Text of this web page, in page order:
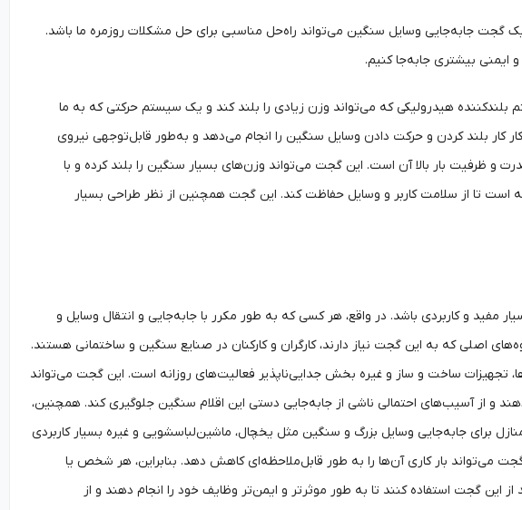
گجت جابه‌جایی وسایل سنگین می‌تواند راه‌حل مناسبی برای حل مشکلات روزمره ما باشد.
ایمنی بیشتری جابه‌جا کنیم.
هیدرولیکی که می‌تواند وزن زیادی را بلند کند و یک سیستم حرکتی که به ما
کار بلند کردن و حرکت دادن وسایل سنگین را انجام می‌دهد و به‌طور قابل‌توجهی نیروی
و ظرفیت بار بالا آن است. این گجت می‌تواند وزن‌های بسیار سنگین را بلند کرده و با
تا از سلامت کاربر و وسایل حفاظت کند. این گجت همچنین از نظر طراحی بسیار
مفید و کاربردی باشد. در واقع، هر کسی که به طور مکرر با جابه‌جایی و انتقال وسایل و
اصلی که به این گجت نیاز دارند، کارگران و کارکنان در صنایع سنگین و ساختمانی هستند.
تجهیزات ساخت و ساز و غیره بخش جدایی‌ناپذیر فعالیت‌های روزانه است. این گجت می‌تواند
و از آسیب‌های احتمالی ناشی از جابه‌جایی دستی این اقلام سنگین جلوگیری کند. همچنین،
برای جابه‌جایی وسایل بزرگ و سنگین مثل یخچال، ماشین‌لباسشویی و غیره بسیار کاربردی
می‌تواند بار کاری آن‌ها را به طور قابل‌ملاحظه‌ای کاهش دهد. بنابراین، هر شخص یا
این گجت استفاده کنند تا به طور موثرتر و ایمن‌تر وظایف خود را انجام دهند و از